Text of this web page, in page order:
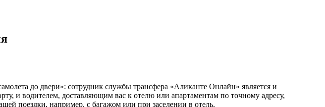
до двери»: сотрудник службы трансфера «Аликанте Онлайн» является и
и водителем, доставляющим вас к отелю или апартаментам по точному адресу,
поездки, например, с багажом или при заселении в отель.